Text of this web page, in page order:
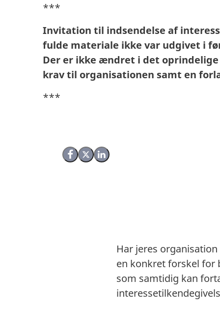
Del på Facebook
Del på X (Twitter)
Del på LinkedIn
***
Invitation til indsendelse af
fulde materiale ikke var udgivet i
Der er ikke ændret i det
krav til organisationen samt en
***
Har jeres
en konkret forskel for
som samtidig kan